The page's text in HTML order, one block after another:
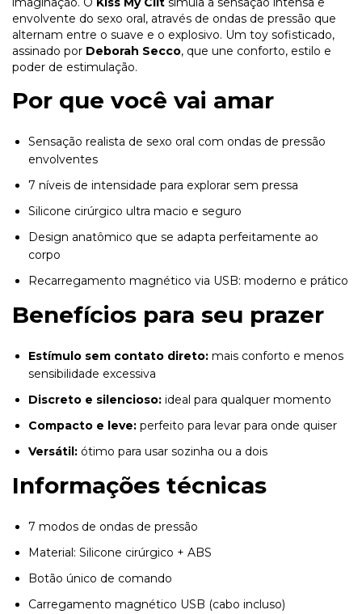
envolvente do sexo oral, através de ondas de pressão que
alternam entre o suave e o explosivo. Um toy sofisticado,
assinado por Deborah Secco, que une conforto, estilo e
poder de estimulação.
Por que você vai amar
Sensação realista de sexo oral com ondas de pressão
envolventes
7 níveis de intensidade para explorar sem pressa
Silicone cirúrgico ultra macio e seguro
Design anatômico que se adapta perfeitamente ao
corpo
Recarregamento magnético via USB: moderno e prático
Benefícios para seu prazer
Estímulo sem contato direto: mais conforto e menos
sensibilidade excessiva
Discreto e silencioso: ideal para qualquer momento
Compacto e leve: perfeito para levar para onde quiser
Versátil: ótimo para usar sozinha ou a dois
Informações técnicas
7 modos de ondas de pressão
Material: Silicone cirúrgico + ABS
Botão único de comando
Carregamento magnético USB (cabo incluso)